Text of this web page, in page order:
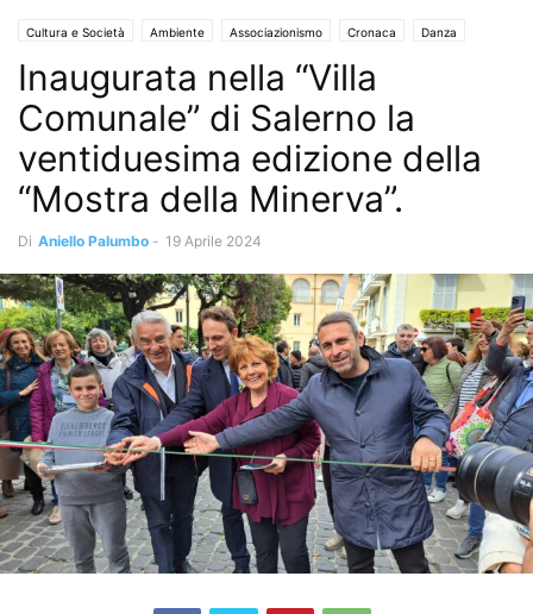
Cultura e Società Ambiente Associazionismo Cronaca Danza
Eventi Eventi e Manifestazioni
I Comuni informano Interviste Istruzione e Formazione
La Scuola che cambia Mostre e concerti Solo Annunci
Inaugurata nella “Villa
Comunale” di Salerno la
ventiduesima edizione della
“Mostra della Minerva”.
Di Aniello Palumbo - 19 Aprile 2024